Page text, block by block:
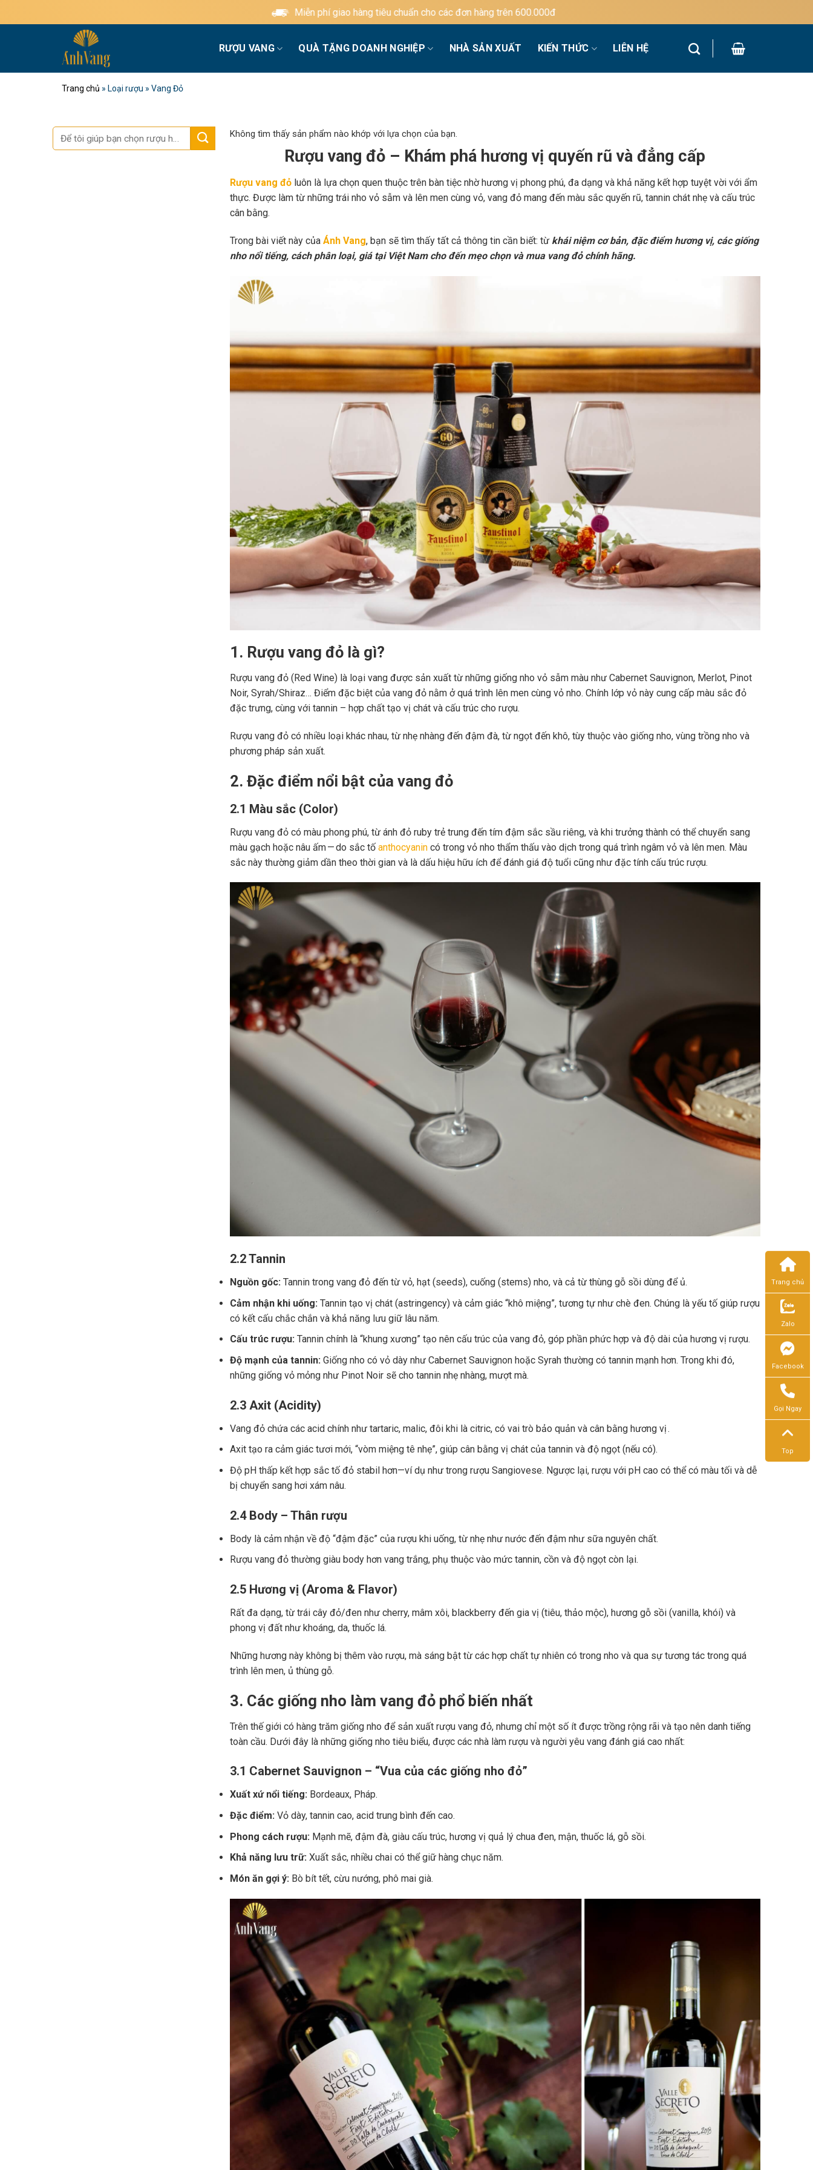
qua
Miễn phí giao hàng tiêu chuẩn cho các đơn hàng trên 600.000đ
RƯỢU VANG QUÀ TẶNG DOANH NGHIỆP NHÀ SẢN XUẤT KIẾN THỨC LIÊN HỆ
Trang chủ » Loại rượu » Vang Đỏ
Tìm
kiếm:
Không tìm thấy sản phẩm nào khớp với lựa chọn của bạn.
Rượu vang đỏ – Khám phá hương vị quyến rũ và đẳng cấp
Rượu vang đỏluôn là lựa chọn quen thuộc trên bàn tiệc nhờ hương vị phong phú, đa dạng và khả năng kết hợp tuyệt vời với ẩm
thực. Được làm từ những trái nho vỏ sẫm và lên men cùng vỏ, vang đỏ mang đến màu sắc quyến rũ, tannin chát nhẹ và cấu trúc
cân bằng.
Trong bài viết này của Ánh Vang, bạn sẽ tìm thấy tất cả thông tin cần biết: từ khái niệm cơ bản, đặc điểm hương vị, các giống
nho nổi tiếng, cách phân loại, giá tại Việt Nam cho đến mẹo chọn và mua vang đỏ chính hãng.
1. Rượu vang đỏ là gì?
Rượu vang đỏ (Red Wine) là loại vang được sản xuất từ những giống nho vỏ sẫm màu như Cabernet Sauvignon, Merlot, Pinot
Noir, Syrah/Shiraz… Điểm đặc biệt của vang đỏ nằm ở quá trình lên men cùng vỏ nho. Chính lớp vỏ này cung cấp màu sắc đỏ
đặc trưng, cùng với tannin – hợp chất tạo vị chát và cấu trúc cho rượu.
Rượu vang đỏ có nhiều loại khác nhau, từ nhẹ nhàng đến đậm đà, từ ngọt đến khô, tùy thuộc vào giống nho, vùng trồng nho và
phương pháp sản xuất.
2. Đặc điểm nổi bật của vang đỏ
2.1 Màu sắc (Color)
Rượu vang đỏ có màu phong phú, từ ánh đỏ ruby trẻ trung đến tím đậm sắc sầu riêng, và khi trưởng thành có thể chuyển sang
màu gạch hoặc nâu ấm — do sắc tố anthocyanincó trong vỏ nho thẩm thấu vào dịch trong quá trình ngâm vỏ và lên men. Màu
sắc này thường giảm dần theo thời gian và là dấu hiệu hữu ích để đánh giá độ tuổi cũng như đặc tính cấu trúc rượu.
2.2 Tannin
Nguồn gốc:Tannin trong vang đỏ đến từ vỏ, hạt (seeds), cuống (stems) nho, và cả từ thùng gỗ sồi dùng để ủ.
Cảm nhận khi uống:Tannin tạo vị chát (astringency) và cảm giác “khô miệng”, tương tự như chè đen. Chúng là yếu tố giúp rượu
có kết cấu chắc chắn và khả năng lưu giữ lâu năm.
Cấu trúc rượu:Tannin chính là “khung xương” tạo nên cấu trúc của vang đỏ, góp phần phức hợp và độ dài của hương vị rượu.
Độ mạnh của tannin:Giống nho có vỏ dày như Cabernet Sauvignon hoặc Syrah thường có tannin mạnh hơn. Trong khi đó,
những giống vỏ mỏng như Pinot Noir sẽ cho tannin nhẹ nhàng, mượt mà.
2.3 Axit (Acidity)
Vang đỏ chứa các acid chính như tartaric, malic, đôi khi là citric, có vai trò bảo quản và cân bằng hương vị .
Axit tạo ra cảm giác tươi mới, “vòm miệng tê nhẹ”, giúp cân bằng vị chát của tannin và độ ngọt (nếu có).
Độ pH thấp kết hợp sắc tố đỏ stabil hơn—ví dụ như trong rượu Sangiovese. Ngược lại, rượu với pH cao có thể có màu tối và dễ
bị chuyển sang hơi xám nâu.
2.4 Body – Thân rượu
Body là cảm nhận về độ “đậm đặc” của rượu khi uống, từ nhẹ như nước đến đậm như sữa nguyên chất.
Rượu vang đỏ thường giàu body hơn vang trắng, phụ thuộc vào mức tannin, cồn và độ ngọt còn lại.
2.5 Hương vị (Aroma & Flavor)
Rất đa dạng, từ trái cây đỏ/đen như cherry, mâm xôi, blackberry đến gia vị (tiêu, thảo mộc), hương gỗ sồi (vanilla, khói) và
phong vị đất như khoáng, da, thuốc lá.
Những hương này không bị thêm vào rượu, mà sáng bật từ các hợp chất tự nhiên có trong nho và qua sự tương tác trong quá
trình lên men, ủ thùng gỗ.
3. Các giống nho làm vang đỏ phổ biến nhất
Trên thế giới có hàng trăm giống nho để sản xuất rượu vang đỏ, nhưng chỉ một số ít được trồng rộng rãi và tạo nên danh tiếng
toàn cầu. Dưới đây là những giống nho tiêu biểu, được các nhà làm rượu và người yêu vang đánh giá cao nhất:
3.1 Cabernet Sauvignon – “Vua của các giống nho đỏ”
Xuất xứ nổi tiếng:Bordeaux, Pháp.
Đặc điểm:Vỏ dày, tannin cao, acid trung bình đến cao.
Phong cách rượu: Mạnh mẽ, đậm đà, giàu cấu trúc, hương vị quả lý chua đen, mận, thuốc lá, gỗ sồi.
Khả năng lưu trữ:Xuất sắc, nhiều chai có thể giữ hàng chục năm.
Món ăn gợi ý: Bò bít tết, cừu nướng, phô mai già.
Trang chủ
Zalo
Facebook
Gọi Ngay
Top